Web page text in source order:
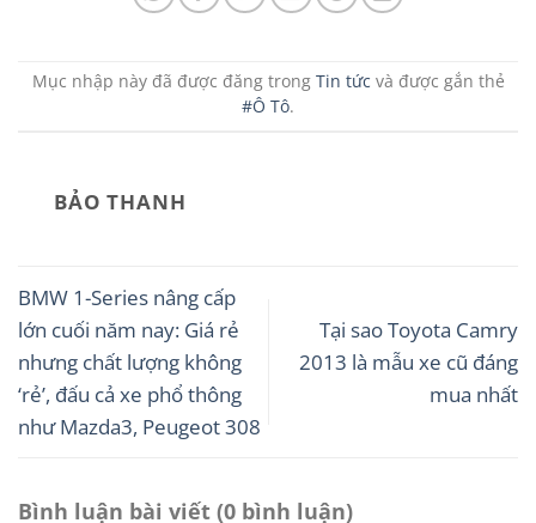
Mục nhập này đã được đăng trong Tin tức và được gắn thẻ
#Ô Tô.
BẢO THANH
BMW 1-Series nâng cấp
lớn cuối năm nay: Giá rẻ
nhưng chất lượng không
‘rẻ’, đấu cả xe phổ thông
như Mazda3, Peugeot 308
Tại sao Toyota Camry
2013 là mẫu xe cũ đáng
mua nhất
Bình luận bài viết (0 bình luận)